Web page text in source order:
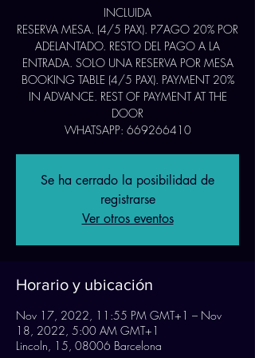
INCLUIDA
RESERVA MESA. (4/5 PAX). P7AGO 20% POR
ADELANTADO. RESTO DEL PAGO A LA
ENTRADA. SOLO UNA RESERVA POR MESA
BOOKING TABLE (4/5 PAX). PAYMENT 20%
IN ADVANCE. REST OF PAYMENT AT THE
DOOR
WHATSAPP: 669266410
Se ha cerrado la posibilidad de
registrarse
Ver otros eventos
Horario y ubicación
Nov 17, 2022, 11:55 PM GMT+1 – Nov
18, 2022, 5:00 AM GMT+1
Lincoln, 15, 08006 Barcelona